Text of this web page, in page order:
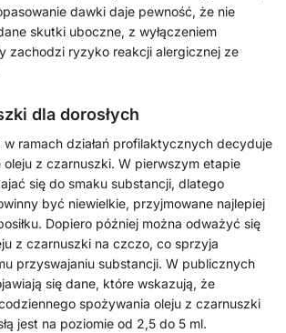
dawki daje pewność, że nie
skutki uboczne, z wyłączeniem
zachodzi ryzyko reakcji alergicznej ze
dla dorosłych
w ramach działań profilaktycznych decyduje
oleju z czarnuszki. W pierwszym etapie
się do smaku substancji, dlatego
być niewielkie, przyjmowane najlepiej
Dopiero później można odważyć się
z czarnuszki na czczo, co sprzyja
przyswajaniu substancji. W publicznych
się dane, które wskazują, że
spożywania oleju z czarnuszki
jest na poziomie od 2,5 do 5 ml.